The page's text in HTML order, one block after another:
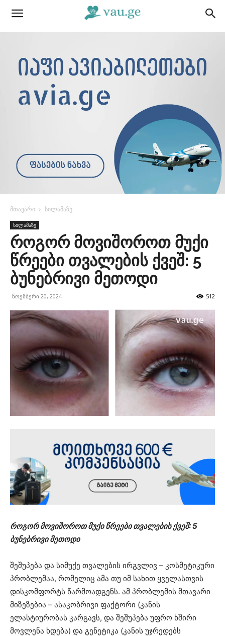
მთავარი სილამაზე
სილამაზე
როგორ მოვიშოროთ მუქი
წრეები თვალების ქვეშ: 5
ბუნებრივი მეთოდი
ნოემბერი 20, 2024 512
როგორ მოვიშოროთ მუქი წრეები თვალების ქვეშ: 5
ბუნებრივი მეთოდი
შეშუპება და სიმუქე თვალების ირგვლივ – კოსმეტიკური
პრობლემაა, რომელიც ამა თუ იმ სახით ყველასთვის
დისკომფორტს წარმოადგენს. ამ პრობლემის მთავარი
მიზეზებია – ასაკობრივი ფაქტორი (კანის
ელასტიურობას კარგავს, და შეშუპება უფრო ხშირი
მოვლენა ხდება) და გენეტიკა (კანის უჯრედებს